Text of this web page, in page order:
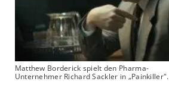
Matthew Borderick spielt den Pharma-
Unternehmer Richard Sackler in „Painkiller".